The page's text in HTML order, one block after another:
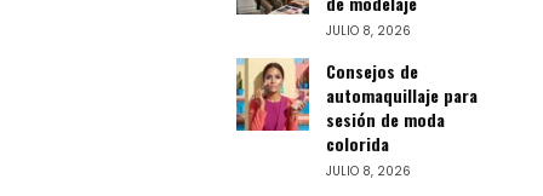
JULIO 8, 2026
Consejos de
automaquillaje para
sesión de moda
colorida
JULIO 8, 2026